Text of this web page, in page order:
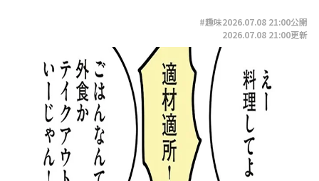
#趣味2026.07.08 21:00公開
2026.07.08 21:00更新